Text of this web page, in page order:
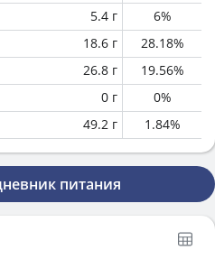
5.4 г 6%
18.6 г 28.18%
26.8 г 19.56%
0 г 0%
49.2 г 1.84%
питания